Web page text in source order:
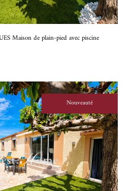
Maison de plain-pied avec piscine
Nouveauté
le bien